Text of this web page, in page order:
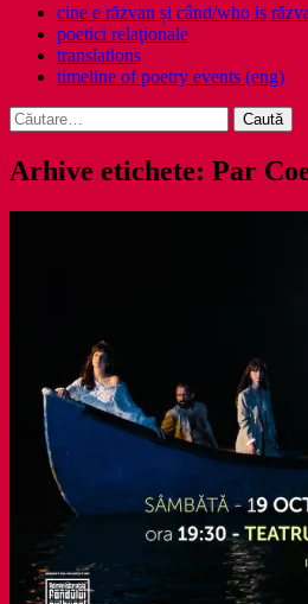
cine e răzvan și când/who is
poetici relaţionale
translations
timeline of poetry events (eng)
Caută
după:
Arhive etichete: Par